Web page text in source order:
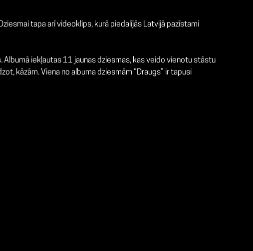
tapa arī videoklips, kurā piedalījās Latvijā pazīstami
iekļautas 11 jaunas dziesmas, kas veido vienotu stāstu
kāzām. Viena no albuma dziesmām “Draugs” ir tapusi